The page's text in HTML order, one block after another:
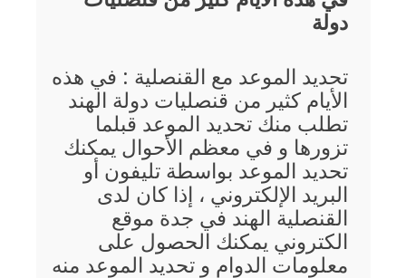
دولة
تحديد الموعد مع القنصلية : في هذه
الأيام كثير من قنصليات دولة الهند
تطلب منك تحديد الموعد قبلما
تزورها و في معظم الأحوال يمكنك
تحديد الموعد بواسطة تليفون أو
البريد الإلكتروني ، إذا كان لدى
القنصلية الهند في جدة موقع
الكتروني يمكنك الحصول على
معلومات الدوام و تحديد الموعد منه